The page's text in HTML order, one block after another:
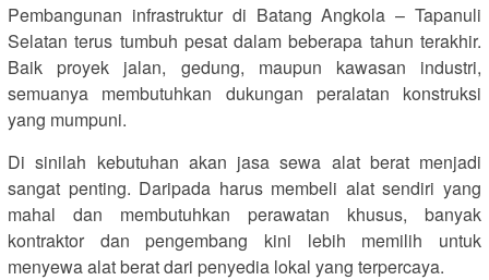
Pembangunan infrastruktur di Batang Angkola – Tapanuli
Selatan terus tumbuh pesat dalam beberapa tahun terakhir.
Baik proyek jalan, gedung, maupun kawasan industri,
semuanya membutuhkan dukungan peralatan konstruksi
yang mumpuni.
Di sinilah kebutuhan akan jasa sewa alat berat menjadi
sangat penting. Daripada harus membeli alat sendiri yang
mahal dan membutuhkan perawatan khusus, banyak
kontraktor dan pengembang kini lebih memilih untuk
menyewa alat berat dari penyedia lokal yang terpercaya.